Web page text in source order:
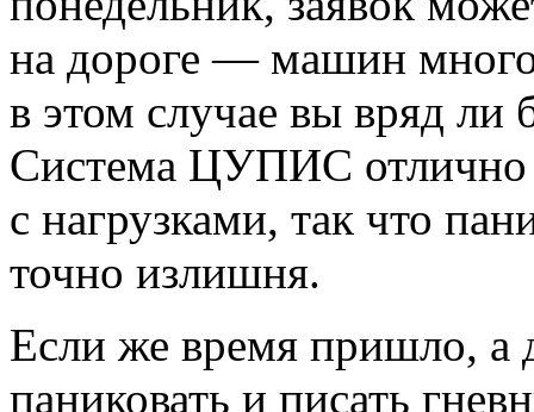
на дороге — машин
в этом случае вы вряд ли
Система ЦУПИС отлично
с нагрузками, так что
точно излишня.
Если же время пришло, а
паниковать и писать